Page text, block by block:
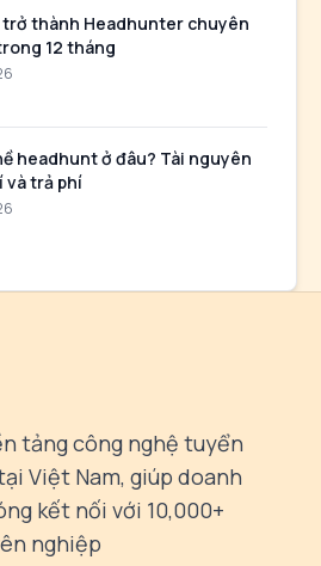
thành Headhunter chuyên
12 tháng
headhunt ở đâu? Tài nguyên
và trả phí
tảng công nghệ tuyển
Việt Nam, giúp doanh
kết nối với 10,000+
nghiệp